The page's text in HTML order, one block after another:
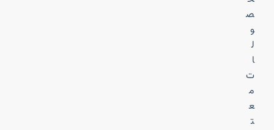
ص
و
ل
ا
ت
م
ع
ت